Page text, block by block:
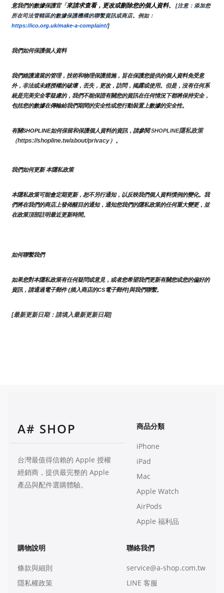
意我們的數據保護官「來請求查看，更改或刪除您的個人資料。
[注意：添加您
所在司法管轄區的數據保護機構的聯繫資訊或商店。例如：
https://ico.org.uk/make-a-complaint/]
我們如何保護個人資料
我們維護適當的管理，技術和物理保護措施，旨在保護您提供的個人資料免受意
外，非法或未經授權的破壞，丟失，更改，訪問，揭露或使用。但是，沒有任何系
統是完美安全零疑慮的，我們不能保證有關您的資訊在任何情況下都將保持安全，
包括您的數據在傳輸給我們期間的安全性或您行動裝置上數據的安全性。
有關SHOPLINE如何保留和保護個人資料的資訊，請參閱 SHOPLINE隱私政策
（https://shopline.tw/about/privacy）。
我們如何更新 本隱私政策
本隱私政策可能會定期更新，恕不另行通知，以反映我們個人資料慣例的變化。我
們將在我們的商店上發佈醒目的通知，通知您我們的隱私政策的任何重大變更，並
在政策頂部註明最近更新時間。
如何聯繫我們
如果您對本隱私政策有任何疑問或意見，或者您希望我們更新有關您或您的偏好的
資訊，請通過電子郵件 {插入商店的CS電子郵件]與我們聯繫。
[最新更新日期：請填入最新更新日期]
A# SHOP
台灣最值得信賴的 Apple 授權
經銷商，提供最完整的 Apple
產品與配件選購體驗。
商品分類
iPhone
iPad
Mac
Apple Watch
AirPods
Apple 福利品
購物說明
條款與細則
隱私權政策
聯絡我們
service@a-shop.com.tw
LINE 客服